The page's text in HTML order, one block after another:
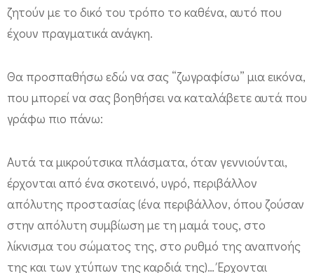
ζητούν με το δικό του τρόπο το καθένα, αυτό που
έχουν πραγματικά ανάγκη.
Θα προσπαθήσω εδώ να σας “ζωγραφίσω” μια εικόνα,
που μπορεί να σας βοηθήσει να καταλάβετε αυτά που
γράφω πιο πάνω:
Αυτά τα μικρούτσικα πλάσματα, όταν γεννιούνται,
έρχονται από ένα σκοτεινό, υγρό, περιβάλλον
απόλυτης προστασίας (ένα περιβάλλον, όπου ζούσαν
στην απόλυτη συμβίωση με τη μαμά τους, στο
λίκνισμα του σώματος της, στο ρυθμό της αναπνοής
της και των χτύπων της καρδιά της)… Έρχονται